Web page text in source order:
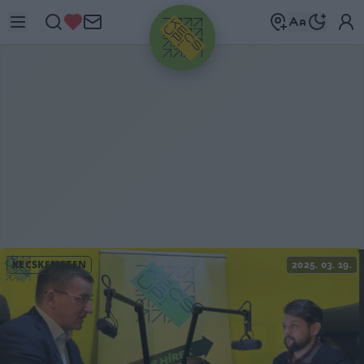
HIRDETÉS
KECSKEMÉTEN 2025. 03. 19.